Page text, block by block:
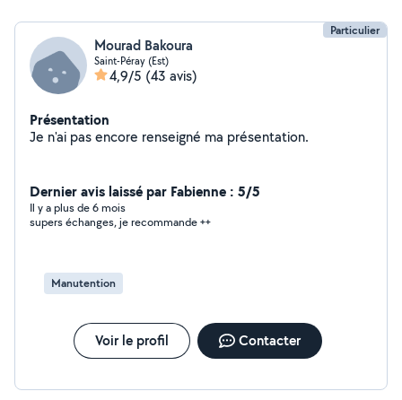
Particulier
Mourad Bakoura
Saint-Péray (Est)
4,9/5 (43 avis)
Présentation
Je n'ai pas encore renseigné ma présentation.
Dernier avis laissé par Fabienne : 5/5
Il y a plus de 6 mois
supers échanges, je recommande ++
Manutention
Voir le profil Contacter